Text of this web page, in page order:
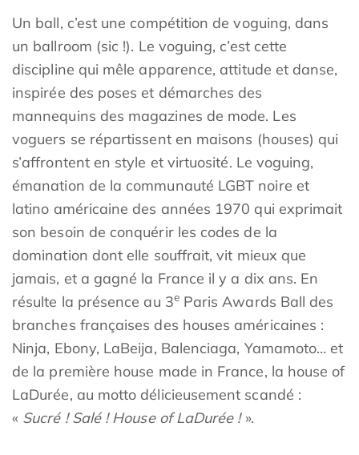
Un ball, c’est une compétition de voguing, dans
un ballroom (sic !). Le voguing, c’est cette
discipline qui mêle apparence, attitude et danse,
inspirée des poses et démarches des
mannequins des magazines de mode. Les
voguers se répartissent en maisons (houses) qui
s’affrontent en style et virtuosité. Le voguing,
émanation de la communauté LGBT noire et
latino américaine des années 1970 qui exprimait
son besoin de conquérir les codes de la
domination dont elle souffrait, vit mieux que
jamais, et a gagné la France il y a dix ans. En
résulte la présence au 3eParis Awards Ball des
branches françaises des houses américaines :
Ninja, Ebony, LaBeija, Balenciaga, Yamamoto… et
de la première house made in France, la house of
LaDurée, au motto délicieusement scandé :
« Sucré ! Salé ! House of LaDurée ! ».